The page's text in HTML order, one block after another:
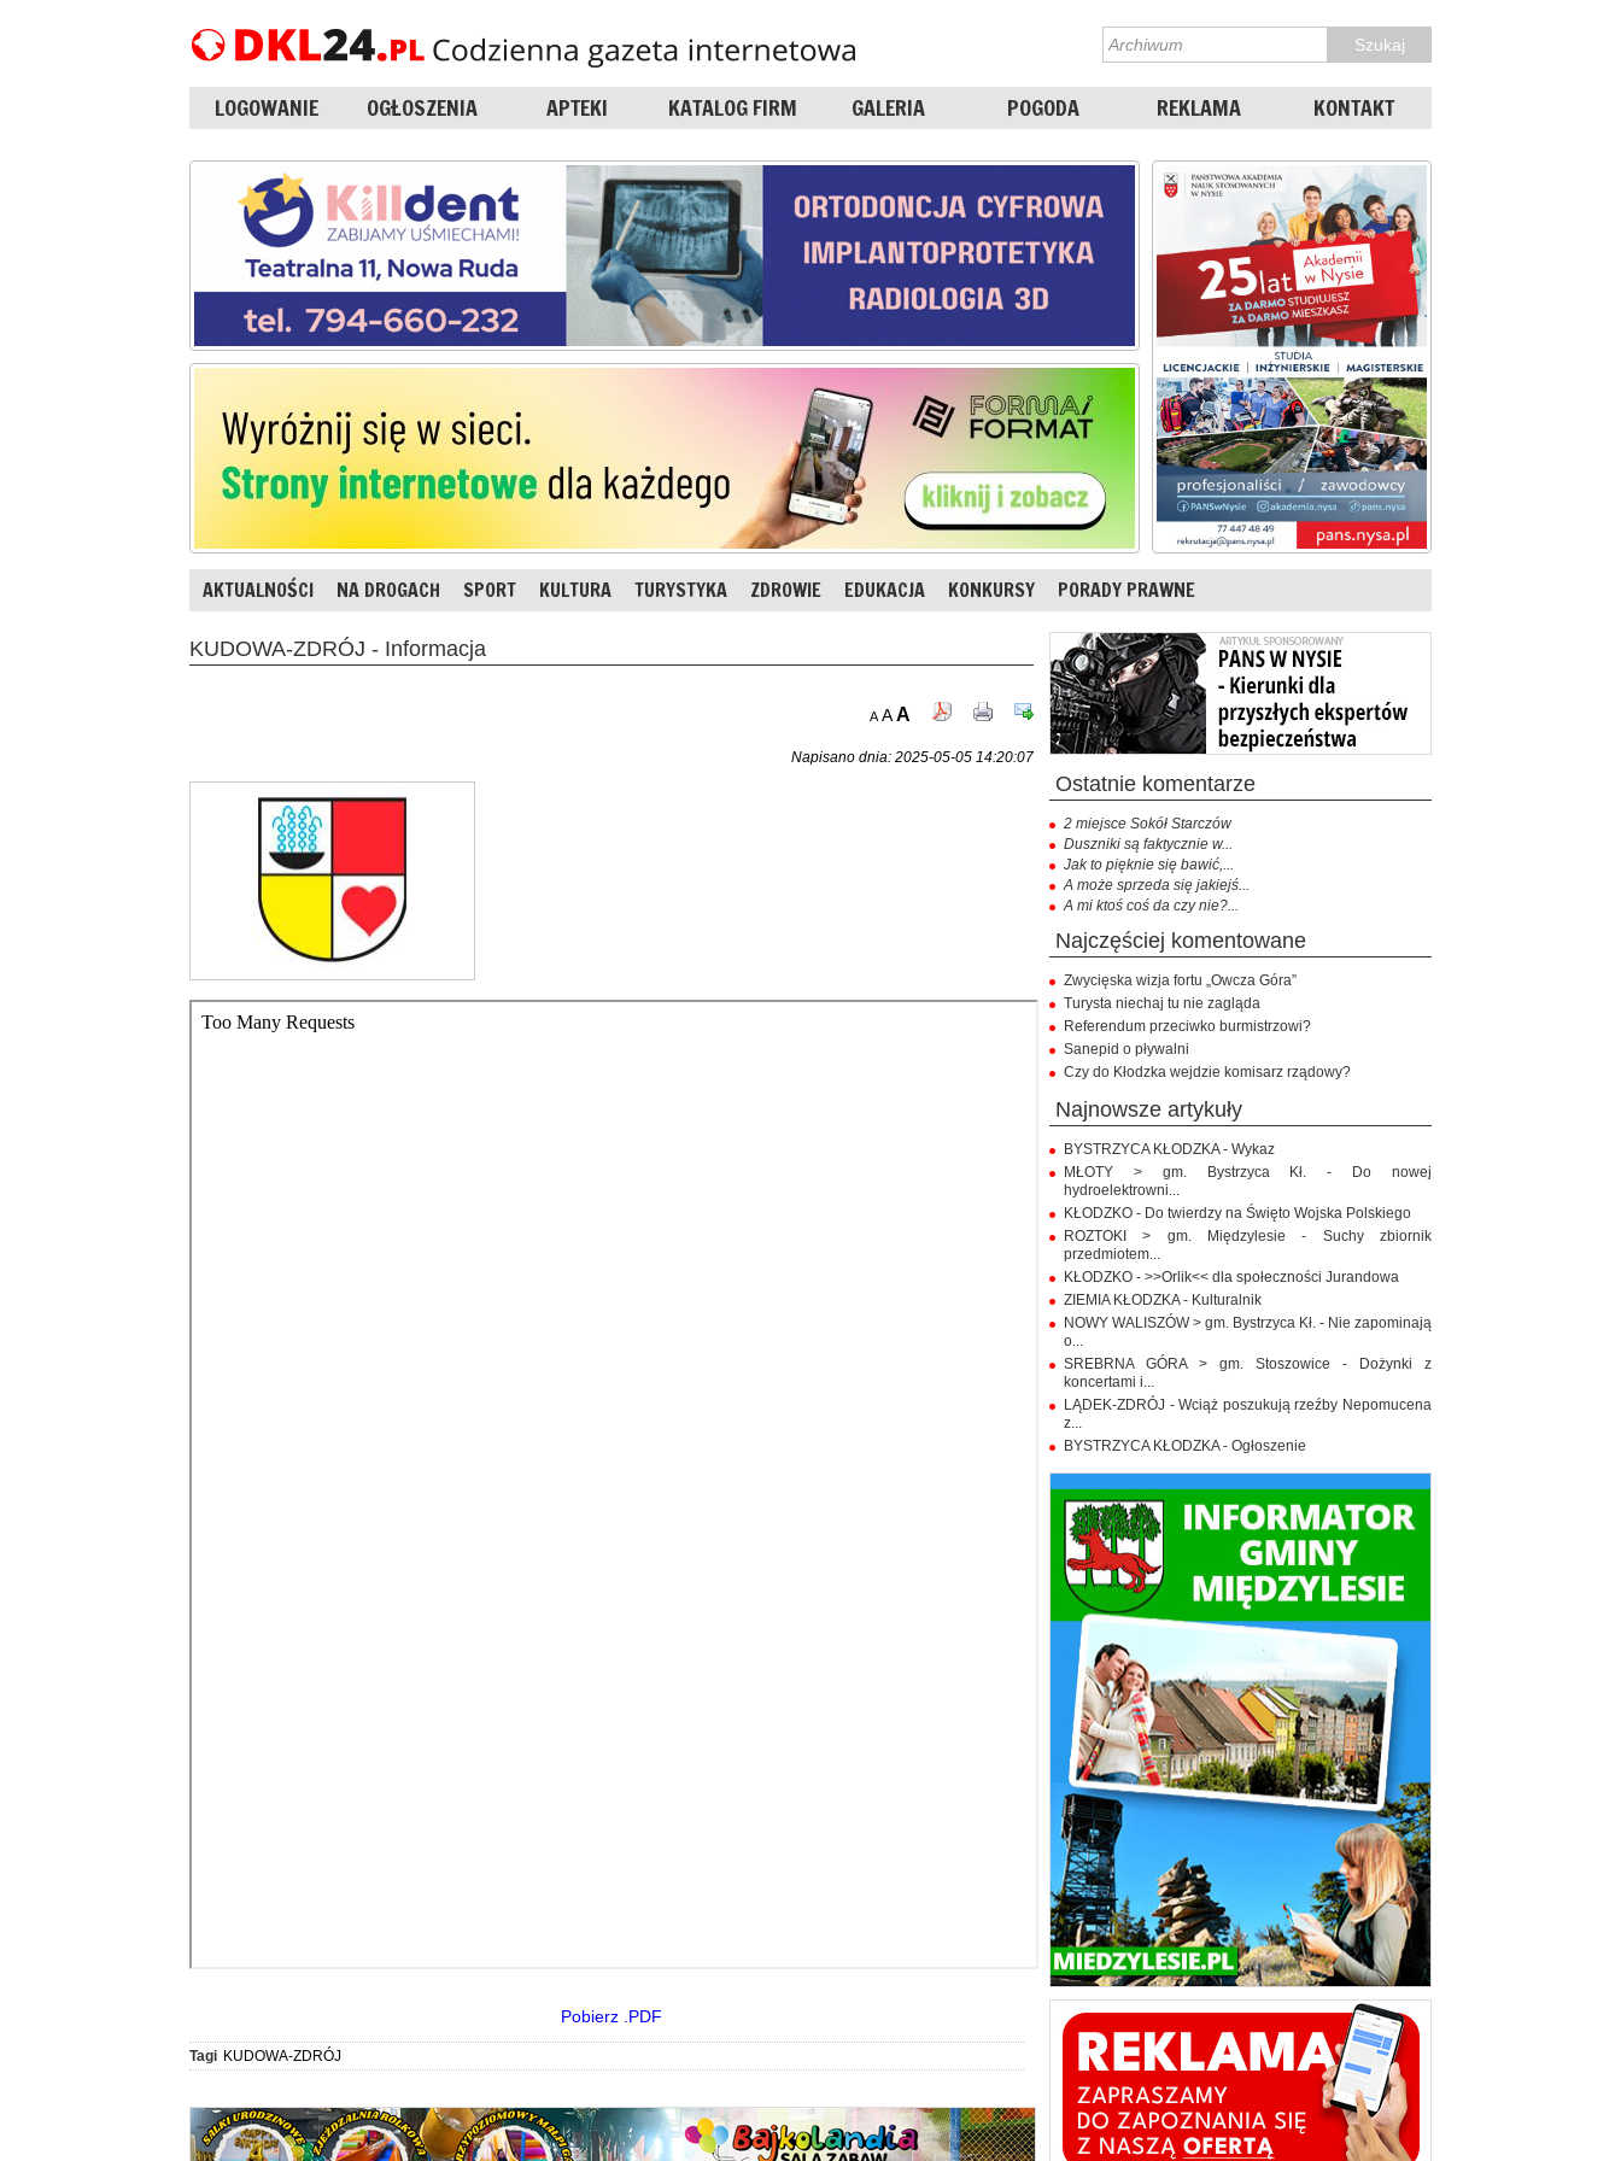
LOGOWANIE OGŁOSZENIA APTEKI KATALOG FIRM GALERIA POGODA REKLAMA KONTAKT
AKTUALNOŚCI NA DROGACH SPORT KULTURA TURYSTYKA ZDROWIE EDUKACJA KONKURSY PORADY PRAWNE
KUDOWA-ZDRÓJ - Informacja
A AA
Napisano dnia: 2025-05-05 14:20:07
Pobierz .PDF
Tagi KUDOWA-ZDRÓJ
ostatnie komentarze
2 miejsce Sokół Starczów
Duszniki są faktycznie w...
Jak to pięknie się bawić,...
A może sprzeda się jakiejś...
A mi ktoś coś da czy nie?...
najczęściej komentowane
Zwycięska wizja fortu „Owcza Góra”
Turysta niechaj tu nie zagląda
Referendum przeciwko burmistrzowi?
Sanepid o pływalni
Czy do Kłodzka wejdzie komisarz rządowy?
najnowsze artykuły
BYSTRZYCA KŁODZKA - Wykaz
MŁOTY > gm. Bystrzyca Kł. - Do nowej
hydroelektrowni...
KŁODZKO - Do twierdzy na Święto Wojska Polskiego
ROZTOKI > gm. Międzylesie - Suchy zbiornik
przedmiotem...
KŁODZKO - >>Orlik<< dla społeczności Jurandowa
ZIEMIA KŁODZKA - Kulturalnik
NOWY WALISZÓW > gm. Bystrzyca Kł. - Nie zapominają
o...
SREBRNA GÓRA > gm. Stoszowice - Dożynki z
koncertami i...
LĄDEK-ZDRÓJ - Wciąż poszukują rzeźby Nepomucena
z...
BYSTRZYCA KŁODZKA - Ogłoszenie